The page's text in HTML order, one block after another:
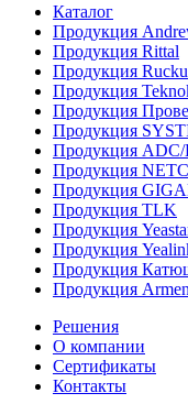
Каталог
Продукция
Продукция Rittal
Продукция
Продукция
Продукция
Продукция
Продукция ADC/
Продукция
Продукция
Продукция TLK
Продукция
Продукция
Продукция
Продукция
Решения
О компании
Сертификаты
Контакты